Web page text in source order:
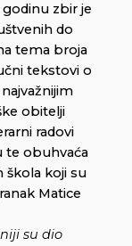
godinu zbir je
do
tema broja
tekstovi o
obitelji
radovi
te obuhvaća
škola koji su
Matice
su dio